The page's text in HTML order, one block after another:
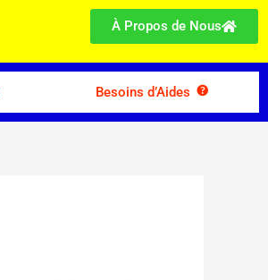
À Propos de Nous
Besoins d’Aides